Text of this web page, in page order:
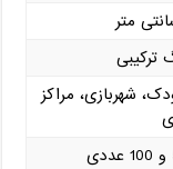
شهربازی، مراکز